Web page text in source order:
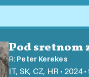
Pod sretnom
R: Peter Kerekes
IT, SK, CZ, HR • 2024